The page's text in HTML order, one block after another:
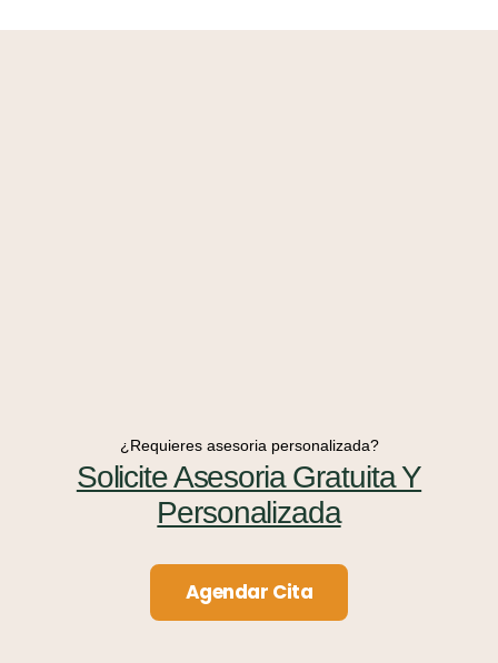
¿Requieres asesoria personalizada?
Solicite Asesoria Gratuita Y
Personalizada
Agendar Cita